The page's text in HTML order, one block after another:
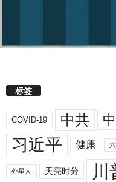
标签
COVID-19 中共
习近平 健康
外星人 天亮时分 川